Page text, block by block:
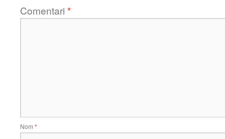
Comentari *
Nom *